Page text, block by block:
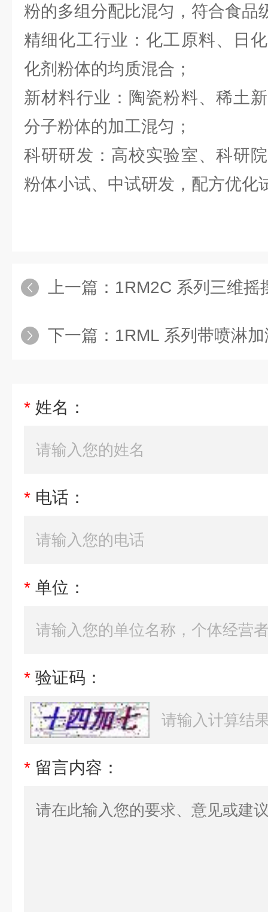
粉的多组分配比混匀，符合食品
精细化工行业：化工原料、日
化剂粉体的均质混合；
新材料行业：陶瓷粉料、稀土
分子粉体的加工混匀；
科研研发：高校实验室、科研
粉体小试、中试研发，配方优化
上一篇： 1RM2C 系列三维摇
下一篇： 1RML 系列带喷淋加液
* 姓名：
* 电话：
* 单位：
* 验证码：
* 留言内容：